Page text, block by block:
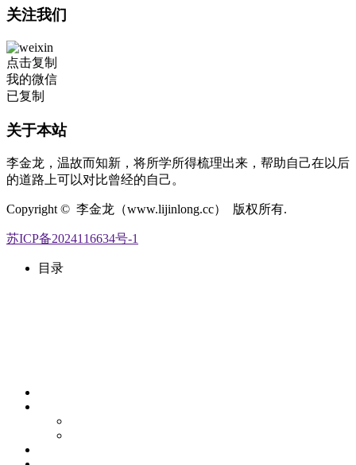
关注我们
点击复制
我的微信
已复制
关于本站
李金龙，温故而知新，将所学所得梳理出来，帮助自己在以后
的道路上可以对比曾经的自己。
Copyright © 李金龙（www.lijinlong.cc） 版权所有.
苏ICP备2024116634号-1
目录